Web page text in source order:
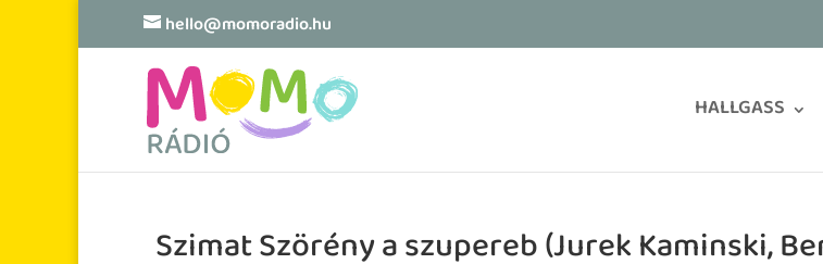
hello@momoradio.hu
HALLGASS
Szimat Szörény a szupereb (Jurek Kaminski,